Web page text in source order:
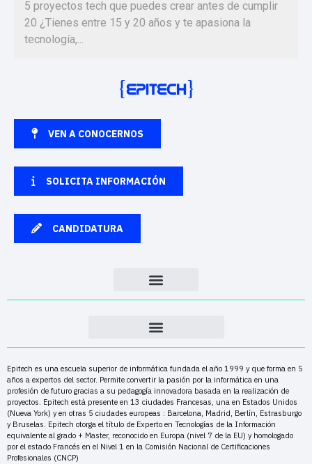
5 proyectos tech que puedes crear antes de cumplir
20 ¿Tienes entre 15 y 20 años y te apasiona la
tecnología,...
VEN A CONOCERNOS
SOLICITA INFORMACIÓN
CANDIDATURA
Epitech es una escuela superior de informática fundada el año 1999 y que forma en 5
años a expertos del sector. Permite convertir la pasión por la informática en una
profesión de futuro gracias a su pedagogía innovadora basada en la realización de
proyectos. Epitech está presente en 13 ciudades Francesas, una en Estados Unidos
(Nueva York) y en otras 5 ciudades europeas : Barcelona, Madrid, Berlín, Estrasburgo
y Bruselas. Epitech otorga el título de Experto en Tecnologías de la Información
equivalente al grado + Master, reconocido en Europa (nivel 7 de la EU) y homologado
por el estado Francés en el Nivel 1 en la Comisión Nacional de Certificaciones
Profesionales (CNCP)